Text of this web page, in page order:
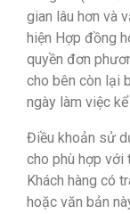
gian lâu hơn và
hiện Hợp đồng
quyền đơn
cho bên còn lại
ngày làm việc
Điều khoản sử
cho phù hợp với
Khách hàng có
hoặc văn bản